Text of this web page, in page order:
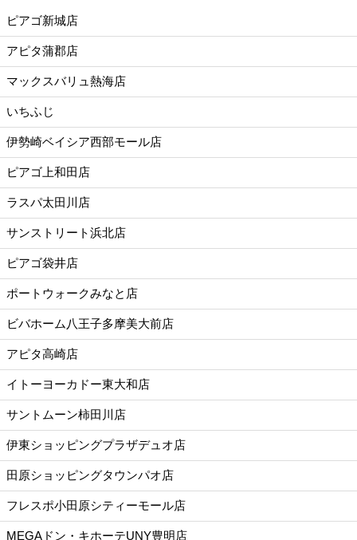
ピアゴ新城店
アピタ蒲郡店
マックスバリュ熱海店
いちふじ
伊勢崎ベイシア西部モール店
ピアゴ上和田店
ラスパ太田川店
サンストリート浜北店
ピアゴ袋井店
ポートウォークみなと店
ビバホーム八王子多摩美大前店
アピタ高崎店
イトーヨーカドー東大和店
サントムーン柿田川店
伊東ショッピングプラザデュオ店
田原ショッピングタウンパオ店
フレスポ小田原シティーモール店
MEGAドン・キホーテUNY豊明店